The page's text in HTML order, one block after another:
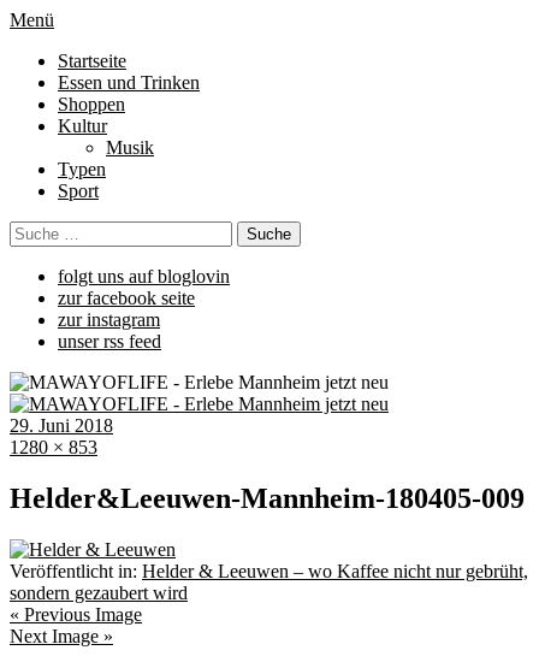
Menü
Startseite
Essen und Trinken
Shoppen
Kultur
Musik
Typen
Sport
folgt uns auf bloglovin
zur facebook seite
zur instagram
unser rss feed
29. Juni 2018
1280 × 853
Helder&Leeuwen-Mannheim-180405-009
Veröffentlicht in: Helder & Leeuwen – wo Kaffee nicht nur gebrüht,
sondern gezaubert wird
« Previous Image
Next Image »